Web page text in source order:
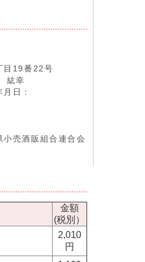
目19番22号
紘幸
日：
小売酒販組合連合会
金額
(税別）
2,010
円